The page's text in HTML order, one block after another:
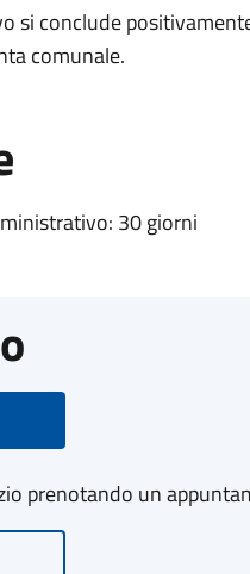
si conclude
comunale.
30 giorni
prenotando un